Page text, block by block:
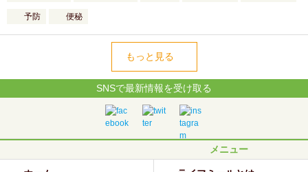
予防 便秘
もっと見る
SNSで最新情報を受け取る
メニュー